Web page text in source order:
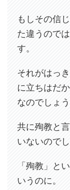
もしその信
た違うので
す。
それがはっ
に立ちはだ
なのでしょう
共に殉教と
いないのでし
「殉教」と
いうのに。